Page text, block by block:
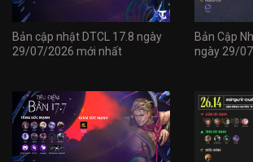
Bản cập nhật DTCL 17.8 ngày
29/07/2026 mới nhất
Bản Cập
ngày 29/